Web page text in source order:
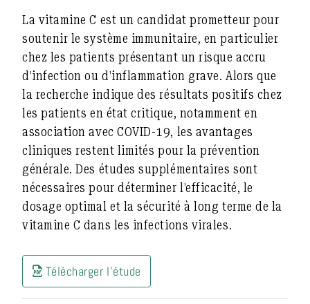
La vitamine C est un candidat prometteur pour
soutenir le système immunitaire, en particulier
chez les patients présentant un risque accru
d’infection ou d’inflammation grave. Alors que
la recherche indique des résultats positifs chez
les patients en état critique, notamment en
association avec COVID-19, les avantages
cliniques restent limités pour la prévention
générale. Des études supplémentaires sont
nécessaires pour déterminer l’efficacité, le
dosage optimal et la sécurité à long terme de la
vitamine C dans les infections virales.
Télécharger l'étude